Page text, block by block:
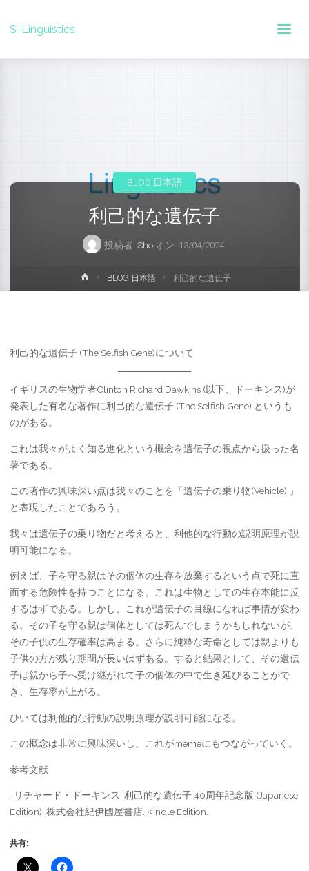
S-Linguistics
利己的な遺伝子
投稿者: Sho オン 13/04/2024
BLOG 日本語
ホ
ー
BLOG 日本語 利己的な遺伝子
利己的な遺伝子 (The Selfish Gene)について
イギリスの生物学者Clinton Richard Dawkins (以下、ドーキンス)が
発表した有名な著作に利己的な遺伝子 (The Selfish Gene) というも
のがある。
これは我々がよく知る進化という概念を遺伝子の視点から扱った名
著である。
この著作の興味深い点は我々のことを「遺伝子の乗り物(Vehicle) 」
と表現したことであろう。
我々は遺伝子の乗り物だと考えると、利他的な行動の説明原理が説
明可能になる。
例えば、子を守る親はその個体の生存を放棄するという点で死に直
面する危険性を持つことになる。これは生物としての生存本能に反
するはずである。しかし、これが遺伝子の目線になれば事情が変わ
る。その子を守る親は個体としては死んでしまうかもしれないが、
その子供の生存確率は高まる。さらに純粋な寿命としては親よりも
子供の方が残り期間が長いはずある。すると結果として、その遺伝
子は親から子へ受け継がれて子の個体の中で生き延びることがで
き、生存率が上がる。
ひいては利他的な行動の説明原理が説明可能になる。
この概念は非常に興味深いし、これがmemeにもつながっていく。
参考文献
-リチャード・ドーキンス. 利己的な遺伝子 40周年記念版 (Japanese
Edition). 株式会社紀伊國屋書店. Kindle Edition.
共有: